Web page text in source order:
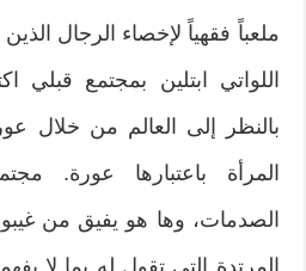
ملعباً فقهياً لإخصاء الرجال
اللواتي ابتلين بمجتمع قبلي
بالنظر إلى العالم من خلال
المرأة باعتبارها عورة.
الصدمات، وها هو يفيق من
المرتدة التي تقول له بما لا